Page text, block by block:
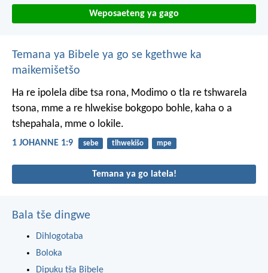
Weposaeteng ya gago
Temana ya Bibele ya go se kgethwe ka
maikemišetšo
Ha re ipolela dibe tsa rona, Modimo o tla re tshwarela
tsona, mme a re hlwekise bokgopo bohle, kaha o a
tshepahala, mme o lokile.
1 JOHANNE 1:9 sebe tlhwekišo mpe
Temana ya go latela!
Bala tše dingwe
Dihlogotaba
Boloka
Dipuku tša Bibele